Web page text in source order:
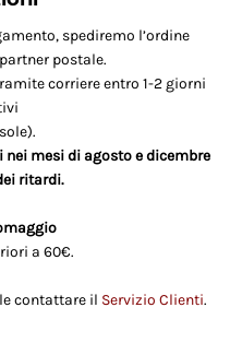
spediremo l’ordine
postale.
corriere entro 1-2 giorni
mesi di agosto e dicembre
ritardi.
a 60€.
contattare il Servizio Clienti.